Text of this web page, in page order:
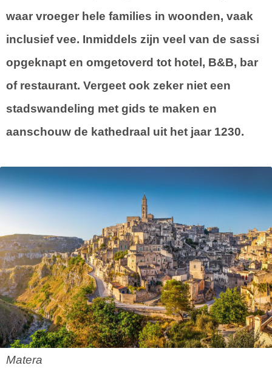
waar vroeger hele families in woonden, vaak
inclusief vee. Inmiddels zijn veel van de sassi
opgeknapt en omgetoverd tot hotel, B&B, bar
of restaurant. Vergeet ook zeker niet een
stadswandeling met gids te maken en
aanschouw de kathedraal uit het jaar 1230.
Matera